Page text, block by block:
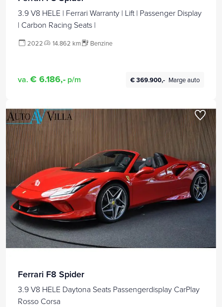
3.9 V8 HELE | Ferrari Warranty | Lift | Passenger Display
| Carbon Racing Seats |
2022 14.862 km Benzine
va. € 6.186,- p/m € 369.900,- Marge auto
Ferrari F8 Spider
3.9 V8 HELE Daytona Seats Passengerdisplay CarPlay
Rosso Corsa